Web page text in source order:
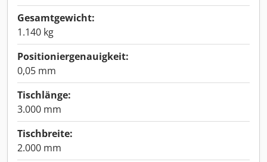
Gesamtgewicht:
1.140 kg
Positioniergenauigkeit:
0,05 mm
Tischlänge:
3.000 mm
Tischbreite:
2.000 mm